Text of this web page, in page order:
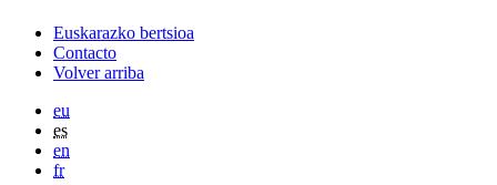
Euskarazko bertsioa
Contacto
Volver arriba
eu
es
en
fr